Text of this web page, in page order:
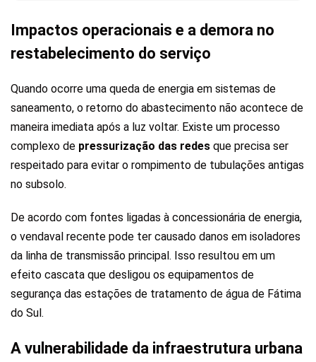
Impactos operacionais e a demora no
restabelecimento do serviço
Quando ocorre uma queda de energia em sistemas de
saneamento, o retorno do abastecimento não acontece de
maneira imediata após a luz voltar. Existe um processo
complexo de pressurização das redes que precisa ser
respeitado para evitar o rompimento de tubulações antigas
no subsolo.
De acordo com fontes ligadas à concessionária de energia,
o vendaval recente pode ter causado danos em isoladores
da linha de transmissão principal. Isso resultou em um
efeito cascata que desligou os equipamentos de
segurança das estações de tratamento de água de Fátima
do Sul.
A vulnerabilidade da infraestrutura urbana